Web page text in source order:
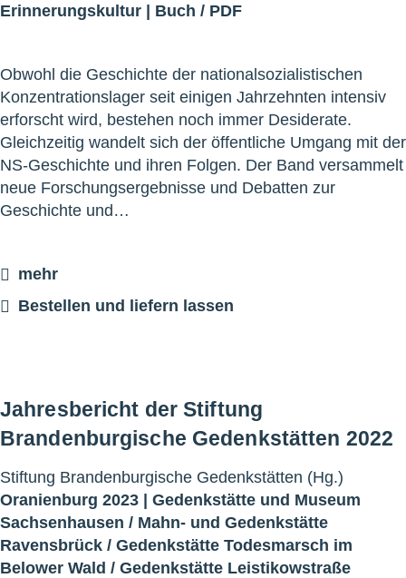
Erinnerungskultur | Buch / PDF
Obwohl die Geschichte der nationalsozialistischen
Konzentrationslager seit einigen Jahrzehnten intensiv
erforscht wird, bestehen noch immer Desiderate.
Gleichzeitig wandelt sich der öffentliche Umgang mit der
NS-Geschichte und ihren Folgen. Der Band versammelt
neue Forschungsergebnisse und Debatten zur
Geschichte und…
mehr
Bestellen und liefern lassen
Jahresbericht der Stiftung
Brandenburgische Gedenkstätten 2022
Stiftung Brandenburgische Gedenkstätten (Hg.)
Oranienburg 2023 | Gedenkstätte und Museum
Sachsenhausen / Mahn- und Gedenkstätte
Ravensbrück / Gedenkstätte Todesmarsch im
Belower Wald / Gedenkstätte Leistikowstraße